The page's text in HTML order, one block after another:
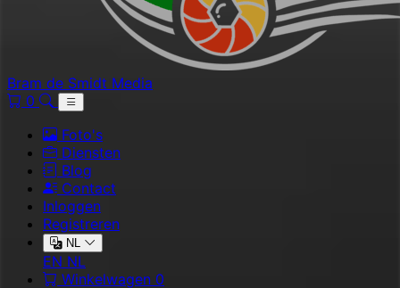
Bram de Smidt Media
0
Foto's
Diensten
Blog
Contact
Inloggen
Registreren
NL
EN NL
Winkelwagen 0